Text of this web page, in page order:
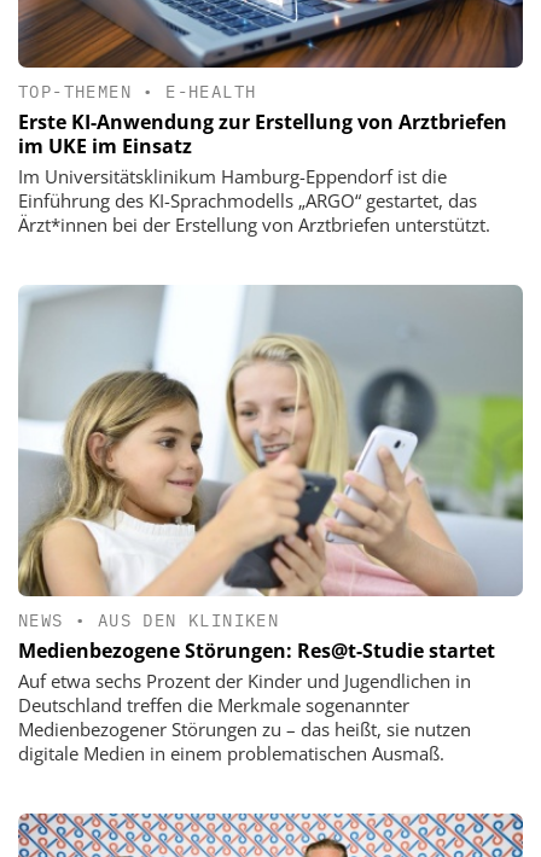
TOP-THEMEN • E-HEALTH
Erste KI-Anwendung zur Erstellung von Arztbriefen
im UKE im Einsatz
Im Universitätsklinikum Hamburg-Eppendorf ist die
Einführung des KI-Sprachmodells „ARGO“ gestartet, das
Ärzt*innen bei der Erstellung von Arztbriefen unterstützt.
NEWS • AUS DEN KLINIKEN
Medienbezogene Störungen: Res@t-Studie startet
Auf etwa sechs Prozent der Kinder und Jugendlichen in
Deutschland treffen die Merkmale sogenannter
Medienbezogener Störungen zu – das heißt, sie nutzen
digitale Medien in einem problematischen Ausmaß.